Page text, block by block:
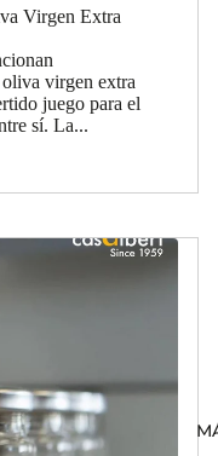
Virgen Extra
virgen extra
juego para el
sí. La...